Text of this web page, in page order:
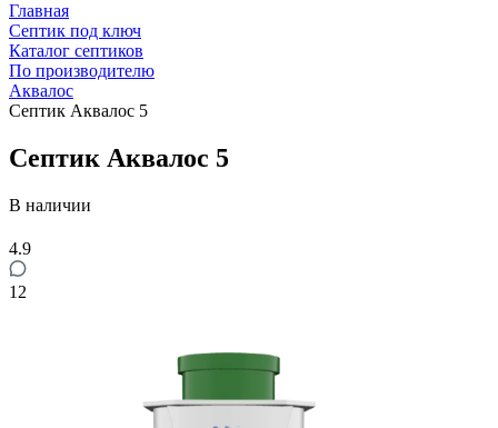
Главная
Септик под ключ
Каталог септиков
По производителю
Аквалос
Септик Аквалос 5
Септик Аквалос 5
В наличии
4.9
12